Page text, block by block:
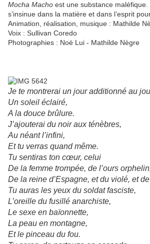
Mocha Macho est une substance maléfique.
s’insinue dans la matière et dans l’esprit
Animation, réalisation, musique : Mathilde
Voix : Sullivan Coredo
Photographies : Noë Lui - Mathilde Nègre
Je te montrerai un jour additionné au
Un soleil éclairé,
A la douce brûlure.
J’ajouterai du noir aux ténèbres,
Au néant l’infini,
Et tu verras quand même.
Tu sentiras ton cœur, celui
De la femme trompée, de l’ours
De la reine d’Espagne, et du violé, et
Tu auras les yeux du soldat fasciste,
L’oreille du fusillé anarchiste,
Le sexe en baïonnette,
La peau en montagne,
Et le pinceau du fou.